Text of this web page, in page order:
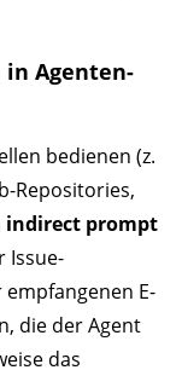
in Agenten-
bedienen (z.
Repositories,
indirect prompt
Issue-
E-
die der Agent
das